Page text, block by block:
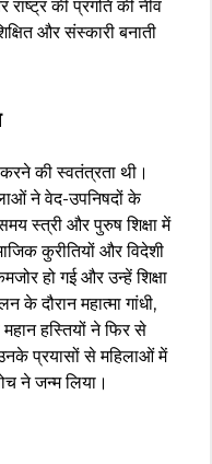
की प्रगति की नींव
और संस्कारी बनाती
करने की स्वतंत्रता थी।
ने वेद-उपनिषदों के
स्त्री और पुरुष शिक्षा में
कुरीतियों और विदेशी
हो गई और उन्हें शिक्षा
के दौरान महात्मा गांधी,
हस्तियों ने फिर से
प्रयासों से महिलाओं में
ने जन्म लिया।